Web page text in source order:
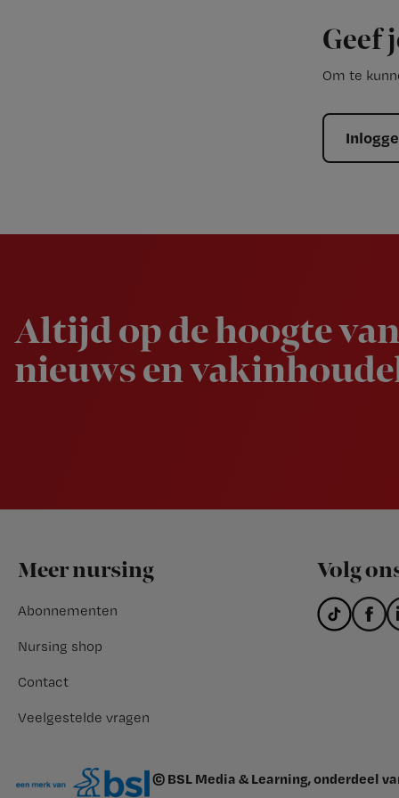
Geef
Om te
Altijd op de hoogte
nieuws en
Footer
Meer nursing
Abonnementen
Nursing shop
Contact
Veelgestelde vragen
Volg
© BSL Media & Learning, onderdeel